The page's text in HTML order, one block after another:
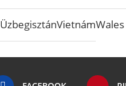
ÜzbegisztánVietnámWales